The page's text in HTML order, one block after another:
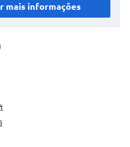
mais informações